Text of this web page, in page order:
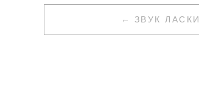
НАВИГАЦИЯ
ПО
ЗВУК ЛАСКИ